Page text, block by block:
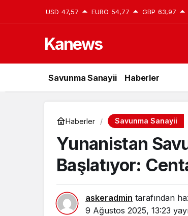
USD 47,57 EURO 54,77 GBP 63,97
Kanews
Savunma Sanayii Haberler
Haberler Savunma Sanayii
Yunanistan
Başlatıyor:
askeradmin tarafından
9 Ağustos 2025, 13:23